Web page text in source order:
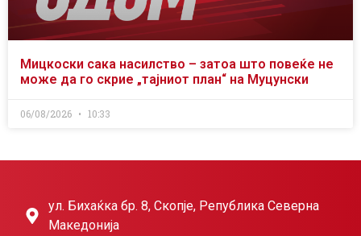
Мицкоски сака насилство – затоа што повеќе не
може да го скрие „тајниот план“ на Муцунски
06/08/2026 10:33
ул. Бихаќка бр. 8, Скопје, Република Северна
Македонија